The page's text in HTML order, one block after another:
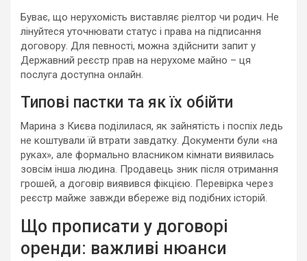
Буває, що нерухомість виставляє ріелтор чи родич. Не
лінуйтеся уточнювати статус і права на підписання
договору. Для певності, можна здійснити запит у
Державний реєстр прав на нерухоме майно – ця
послуга доступна онлайн.
Типові пастки та як їх обійти
Марина з Києва поділилася, як зайнятість і поспіх ледь
не коштували їй втрати завдатку. Документи були «на
руках», але формально власником кімнати виявилась
зовсім інша людина. Продавець зник після отримання
грошей, а договір виявився фікцією. Перевірка через
реєстр майже завжди вбереже від подібних історій.
Що прописати у договорі
оренди: важливі нюанси